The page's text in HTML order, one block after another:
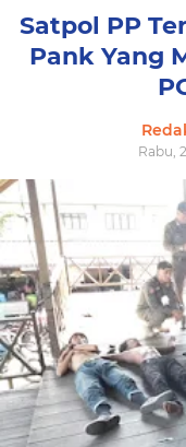
Satpol PP
Pank Yang
Rabu,